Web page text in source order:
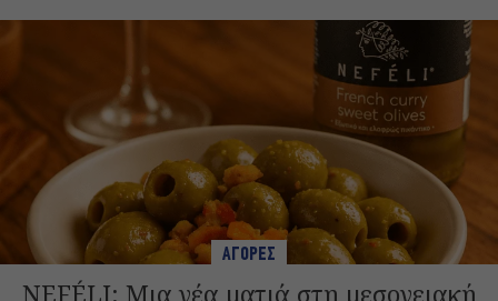
ΑΓΟΡΕΣ
NEFÉLI: Μια νέα ματιά στη μεσογειακή